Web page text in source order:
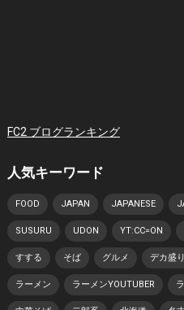
FC2 ブログランキング
人気キーワード
FOOD JAPAN JAPANESE
SUSURU UDON YT:CC=ON
すする そば グルメ デカ盛り
ラーメン ラーメンYOUTUBER